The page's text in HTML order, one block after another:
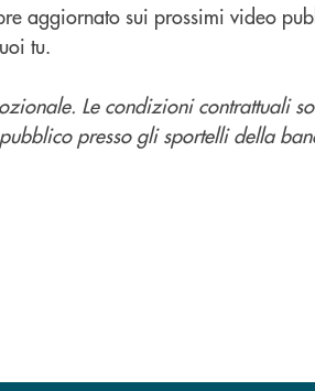
aggiornato sui prossimi video
tu.
Le condizioni contrattuali
presso gli sportelli della